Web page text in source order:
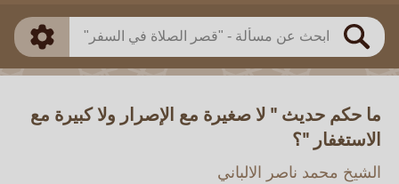
بحث
اللجنة الدائمة
ما حكم حديث " لا صغيرة مع الإصرار ولا كبيرة مع
الاستغفار "؟
الشيخ محمد ناصر الالباني